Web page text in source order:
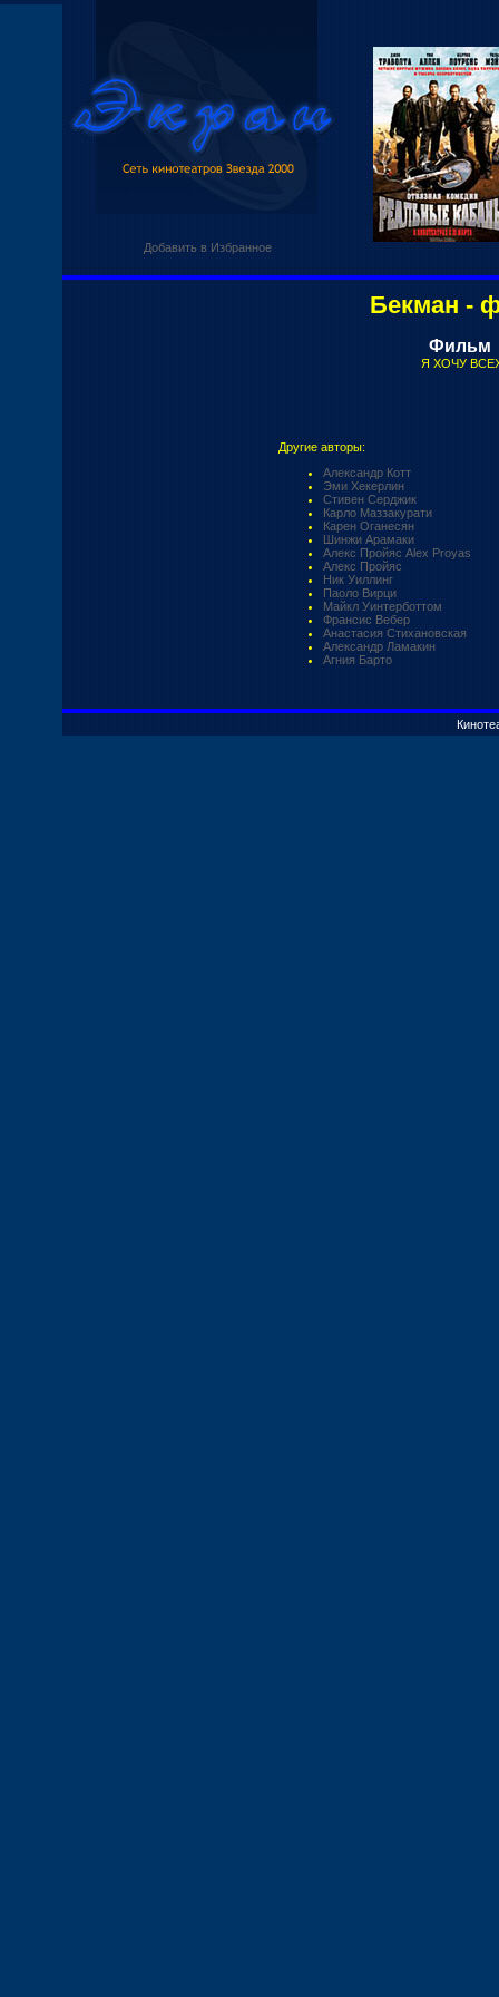
Добавить в Избранное
Бекман -
Фильм
Я ХОЧУ
Другие авторы:
Александр Котт
Эми Хекерлин
Стивен Серджик
Карло Маззакурати
Карен Оганесян
Шинжи Арамаки
Алекс Пройяс Alex Proyas
Алекс Пройяс
Ник Уиллинг
Паоло Вирци
Майкл Уинтерботтом
Франсис Вебер
Анастасия Стихановская
Александр Ламакин
Агния Барто